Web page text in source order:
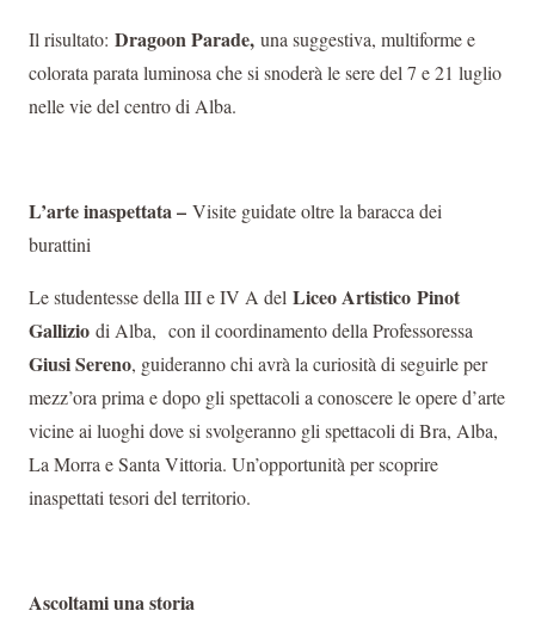
Il risultato: Dragoon Parade, una suggestiva, multiforme e
colorata parata luminosa che si snoderà le sere del 7 e 21 luglio
nelle vie del centro di Alba.
L’arte inaspettata – Visite guidate oltre la baracca dei
burattini
Le studentesse della III e IV A del Liceo Artistico Pinot
Gallizio di Alba, con il coordinamento della Professoressa
Giusi Sereno, guideranno chi avrà la curiosità di seguirle per
mezz’ora prima e dopo gli spettacoli a conoscere le opere d’arte
vicine ai luoghi dove si svolgeranno gli spettacoli di Bra, Alba,
La Morra e Santa Vittoria. Un’opportunità per scoprire
inaspettati tesori del territorio.
Ascoltami una storia